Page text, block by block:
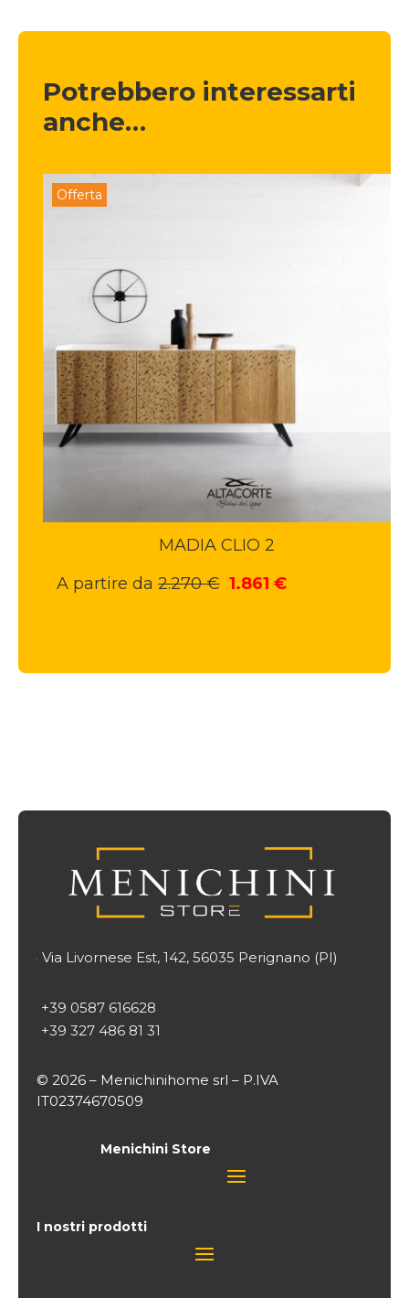
Potrebbero interessarti
anche…
Offerta
MADIA CLIO 2
A partire da2.270€ Il1.861 €Il
Via Livornese Est, 142, 56035 Perignano (PI)
+39 0587 616628
+39 327 486 81 31
© 2026 – Menichinihome srl – P.IVA
IT02374670509
Menichini Store
I nostri prodotti